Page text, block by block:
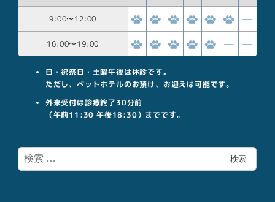
9:00〜12:00
16:00〜19:00
日・祝祭日・土曜午後は休診です。
ただし、ペットホテルのお預け、お迎えは可能です。
外来受付は診療終了30分前
（午前11:30 午後18:30）までです。
検
索
検索